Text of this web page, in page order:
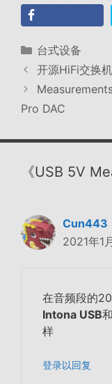
分
类
台式设备
开源HiFi交换
Pro DAC
《USB 5V
Cun443
2021年1
在音频段的
Intona USB
样
登录以回复